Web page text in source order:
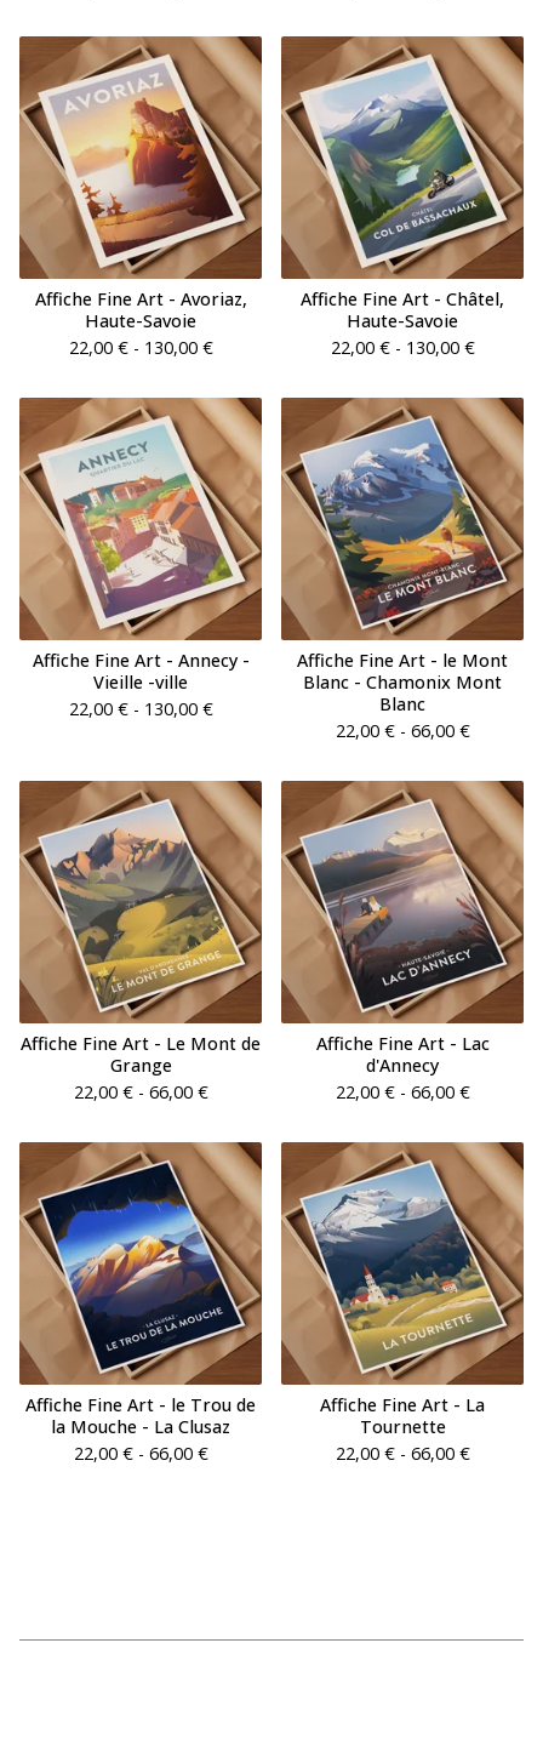
Affiche Fine Art - Avoriaz,
Haute-Savoie
22,00 €- 130,00 €
Affiche Fine Art - Châtel,
Haute-Savoie
22,00 €- 130,00 €
Affiche Fine Art - Annecy -
Vieille -ville
22,00 €- 130,00 €
Affiche Fine Art - le Mont
Blanc - Chamonix Mont
Blanc
22,00 €- 66,00 €
Affiche Fine Art - Le Mont de
Grange
22,00 €- 66,00 €
Affiche Fine Art - Lac
d'Annecy
22,00 €- 66,00 €
Affiche Fine Art - le Trou de
la Mouche - La Clusaz
22,00 €- 66,00 €
Affiche Fine Art - La
Tournette
22,00 €- 66,00 €